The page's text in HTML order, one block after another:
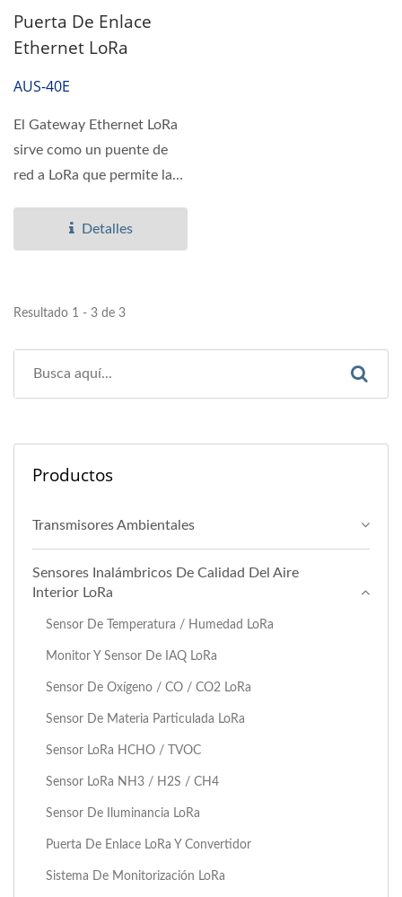
Puerta De Enlace
Ethernet LoRa
AUS-40E
El Gateway Ethernet LoRa
sirve como un puente de
red a LoRa que permite la
múltiples...
Detalles
Resultado 1 - 3 de 3
Productos
Transmisores Ambientales
Sensores Inalámbricos De Calidad Del Aire
Interior LoRa
Sensor De Temperatura / Humedad LoRa
Monitor Y Sensor De IAQ LoRa
Sensor De Oxígeno / CO / CO2 LoRa
Sensor De Materia Particulada LoRa
Sensor LoRa HCHO / TVOC
Sensor LoRa NH3 / H2S / CH4
Sensor De Iluminancia LoRa
Puerta De Enlace LoRa Y Convertidor
Sistema De Monitorización LoRa